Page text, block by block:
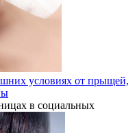
условиях от прыщей,
в социальных